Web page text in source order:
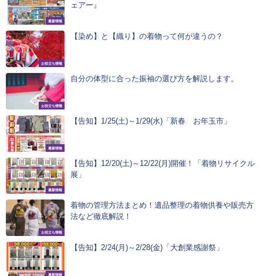
最新情報
ェアー』
お役立ち情報
【染め】と【織り】の着物って何が違うの？
お役立ち情報
自分の体型に合った振袖の選び方を解説します。
最新情報
【告知】1/25(土)～1/29(水)「新春 お年玉市」
最新情報
【告知】12/20(土)～12/22(月)開催！「着物リサイクル
展」
お役立ち情報
着物の管理方法まとめ！遺品整理の着物供養や販売方
法など徹底解説！
最新情報
【告知】2/24(月)～2/28(金)「大創業感謝祭」